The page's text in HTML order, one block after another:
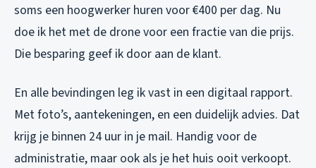
soms een hoogwerker huren voor €400 per dag. Nu
doe ik het met de drone voor een fractie van die prijs.
Die besparing geef ik door aan de klant.
En alle bevindingen leg ik vast in een digitaal rapport.
Met foto’s, aantekeningen, en een duidelijk advies. Dat
krijg je binnen 24 uur in je mail. Handig voor de
administratie, maar ook als je het huis ooit verkoopt.